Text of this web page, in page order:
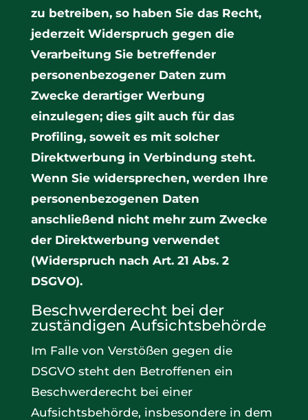
zu betreiben, so haben Sie das Recht,
jederzeit Widerspruch gegen die
Verarbeitung Sie betreffender
personenbezogener Daten zum
Zwecke derartiger Werbung
einzulegen; dies gilt auch für das
Profiling, soweit es mit solcher
Direktwerbung in Verbindung steht.
Wenn Sie widersprechen, werden Ihre
personenbezogenen Daten
anschließend nicht mehr zum Zwecke
der Direktwerbung verwendet
(Widerspruch nach Art. 21 Abs. 2
DSGVO).
Beschwerderecht bei der
zuständigen Aufsichtsbehörde
Im Falle von Verstößen gegen die
DSGVO steht den Betroffenen ein
Beschwerderecht bei einer
Aufsichtsbehörde, insbesondere in dem